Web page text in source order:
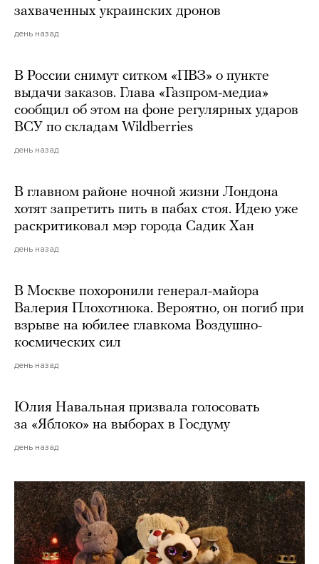
захваченных украинских дронов
день назад
В России снимут ситком «ПВЗ» о пункте
выдачи заказов. Глава «Газпром-медиа»
сообщил об этом на фоне регулярных ударов
ВСУ по складам Wildberries
день назад
В главном районе ночной жизни Лондона
хотят запретить пить в пабах стоя. Идею уже
раскритиковал мэр города Садик Хан
день назад
В Москве похоронили генерал-майора
Валерия Плохотнюка. Вероятно, он погиб при
взрыве на юбилее главкома Воздушно-
космических сил
день назад
Юлия Навальная призвала голосовать
за «Яблоко» на выборах в Госдуму
день назад